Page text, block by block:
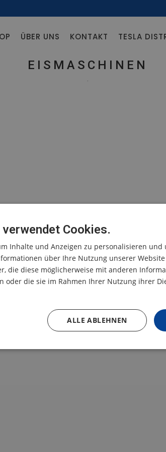
ÜBER UNS KONTAKT TESLA
EISMASCHINEN
.
Cookies.
Inhalte und Anzeigen zu personalisieren und
über Ihre Nutzung unserer
die diese möglicherweise mit anderen
oder die sie im Rahmen Ihrer Nutzung ihrer
ALLE ABLEHNEN